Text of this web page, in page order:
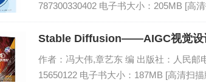
787300330402 电子书大小：205MB [高
Stable Diffusion——AIGC视觉设
作者：冯大伟,章艺东 编 出版社：人民邮
15650122 电子书大小：187MB [高清扫